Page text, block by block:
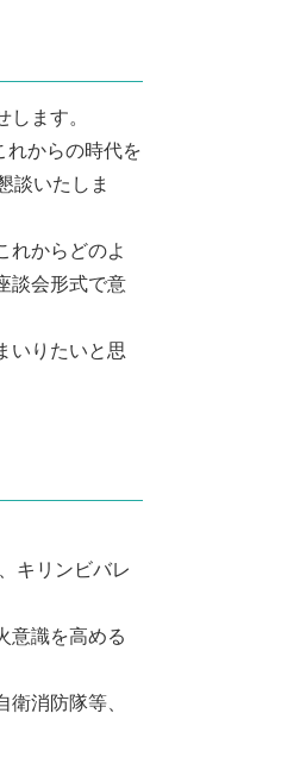
ます。
れからの時代を
談いたしま
れからどのよ
談会形式で意
いりたいと思
キリンビバレ
意識を高める
消防隊等、